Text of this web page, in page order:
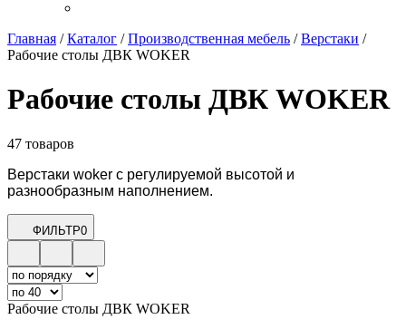
Главная /Каталог /Производственная мебель /Верстаки /
Рабочие столы ДВК WOKER
Рабочие столы ДВК WOKER
47 товаров
Верстаки woker с регулируемой высотой и
разнообразным наполнением.
ФИЛЬТР0
Рабочие столы ДВК WOKER